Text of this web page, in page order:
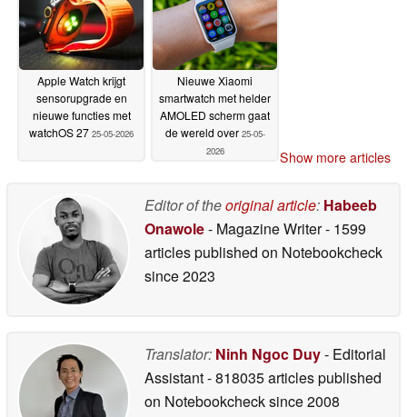
Apple Watch krijgt
sensorupgrade en
nieuwe functies met
watchOS 27 25-05-2026
Nieuwe Xiaomi
smartwatch met helder
AMOLED scherm gaat
de wereld over 25-05-
2026
Show more articles
Editor of theoriginal article: Habeeb
Onawole- Magazine Writer- 1599
articles published on Notebookcheck
since 2023
Translator: Ninh Ngoc Duy- Editorial
Assistant- 818035 articles published
on Notebookchecksince 2008